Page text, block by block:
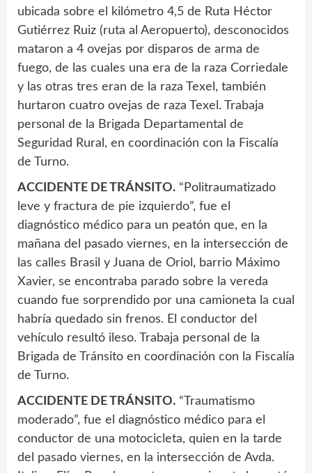
ubicada sobre el kilómetro 4,5 de Ruta Héctor
Gutiérrez Ruiz (ruta al Aeropuerto), desconocidos
mataron a 4 ovejas por disparos de arma de
fuego, de las cuales una era de la raza Corriedale
y las otras tres eran de la raza Texel, también
hurtaron cuatro ovejas de raza Texel. Trabaja
personal de la Brigada Departamental de
Seguridad Rural, en coordinación con la Fiscalía
de Turno.
ACCIDENTE DE TRÁNSITO. “Politraumatizado
leve y fractura de pie izquierdo”, fue el
diagnóstico médico para un peatón que, en la
mañana del pasado viernes, en la intersección de
las calles Brasil y Juana de Oriol, barrio Máximo
Xavier, se encontraba parado sobre la vereda
cuando fue sorprendido por una camioneta la cual
habría quedado sin frenos. El conductor del
vehículo resultó ileso. Trabaja personal de la
Brigada de Tránsito en coordinación con la Fiscalía
de Turno.
ACCIDENTE DE TRÁNSITO. “Traumatismo
moderado”, fue el diagnóstico médico para el
conductor de una motocicleta, quien en la tarde
del pasado viernes, en la intersección de Avda.